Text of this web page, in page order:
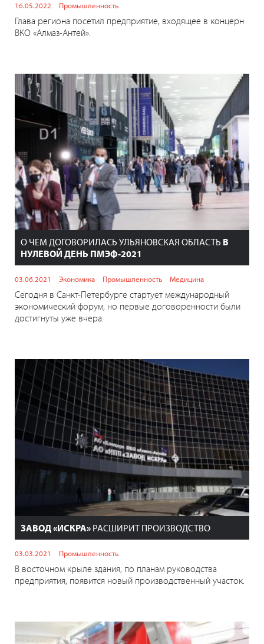
16.05.2022 Промышленность
Глава региона посетил предприятие, входящее в концерн
ВКО «Алмаз-Антей».
О ЧЕМ ДОГОВОРИЛАСЬ УЛЬЯНОВСКАЯ ОБЛАСТЬ В
НУЛЕВОЙ ДЕНЬ ПМЭФ-2021
03.06.2021 Экономика Промышленность Медицина
Сегодня в Санкт-Петербурге стартует международный
экономический форум, но первые договоренности были
достигнуты уже вчера.
ЗАВОД «ИСКРА» РАСШИРИТ ПРОИЗВОДСТВО
03.03.2021 Промышленность
В восточном крыле здания, по планам руководства
предприятия, появится новый производственный участок.